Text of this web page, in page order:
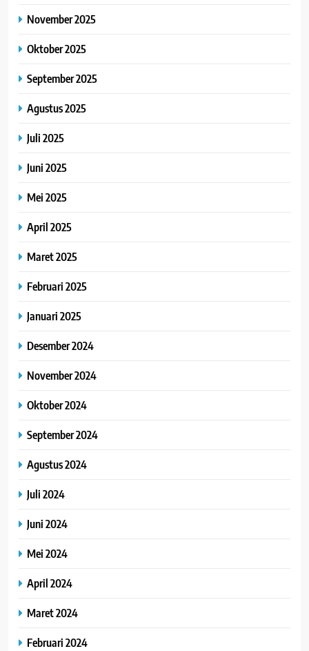
November 2025
Oktober 2025
September 2025
Agustus 2025
Juli 2025
Juni 2025
Mei 2025
April 2025
Maret 2025
Februari 2025
Januari 2025
Desember 2024
November 2024
Oktober 2024
September 2024
Agustus 2024
Juli 2024
Juni 2024
Mei 2024
April 2024
Maret 2024
Februari 2024